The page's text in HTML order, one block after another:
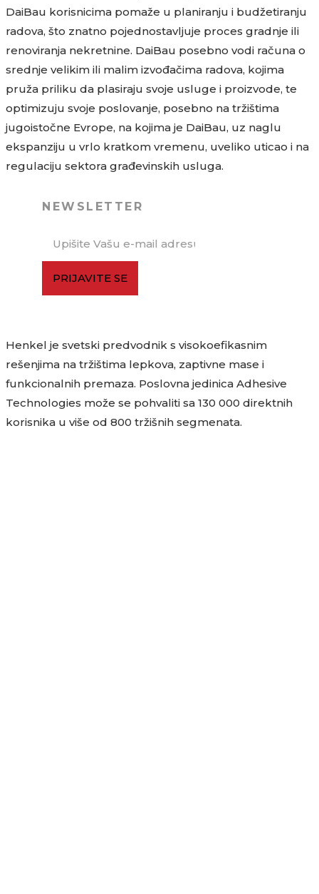
DaiBau korisnicima pomaže u planiranju i budžetiranju
radova, što znatno pojednostavljuje proces gradnje ili
renoviranja nekretnine. DaiBau posebno vodi računa o
srednje velikim ili malim izvođačima radova, kojima
pruža priliku da plasiraju svoje usluge i proizvode, te
optimizuju svoje poslovanje, posebno na tržištima
jugoistočne Evrope, na kojima je DaiBau, uz naglu
ekspanziju u vrlo kratkom vremenu, uveliko uticao i na
regulaciju sektora građevinskih usluga.
NEWSLETTER
PRIJAVITE SE
Henkel je svetski predvodnik s visokoefikasnim
rešenjima na tržištima lepkova, zaptivne mase i
funkcionalnih premaza. Poslovna jedinica Adhesive
Technologies može se pohvaliti sa 130 000 direktnih
korisnika u više od 800 tržišnih segmenata.